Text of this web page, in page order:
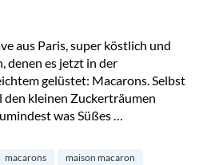
aus Paris, super köstlich und
denen es jetzt in der
gelüstet: Macarons. Selbst
kleinen Zuckerträumen
was Süßes …
Wochenmarkt Isemarkt“
macarons
maison macaron